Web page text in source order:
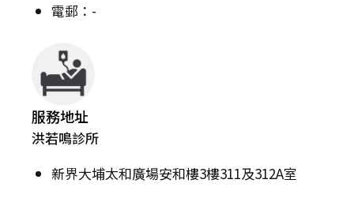
電郵：-
服務地址
洪若鳴診所
新界大埔太和廣場安和樓3樓311及312A室